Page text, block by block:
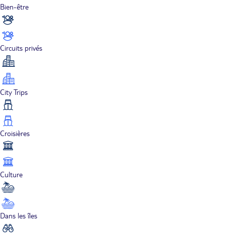
Bien-être
Circuits privés
City Trips
Croisières
Culture
Dans les îles